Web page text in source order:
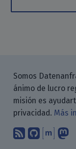
Somos
ánimo de lucro
misión es
privacidad. Más